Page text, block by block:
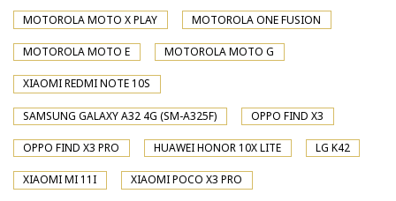
MOTOROLA MOTO X PLAY MOTOROLA ONE FUSION
MOTOROLA MOTO E MOTOROLA MOTO G
XIAOMI REDMI NOTE 10S
SAMSUNG GALAXY A32 4G (SM-A325F) OPPO FIND X3
OPPO FIND X3 PRO HUAWEI HONOR 10X LITE LG K42
XIAOMI MI 11I XIAOMI POCO X3 PRO